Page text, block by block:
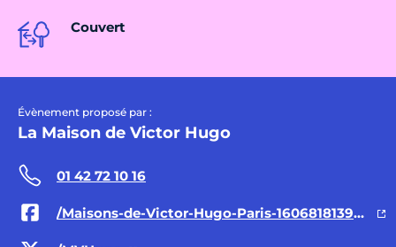
Couvert
Évènement proposé par :
La Maison de Victor Hugo
01 42 72 10 16
/Maisons-de-Victor-Hugo-Paris-160681813952769/